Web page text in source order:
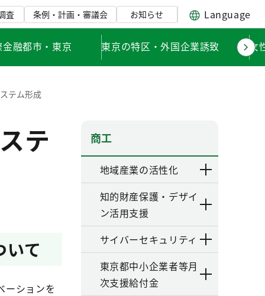
査 条例・計画・審議会 お知らせ Language
融都市・東京 東京の特区・外国企業誘致 女
テム形成
テ
て
ーションを
商工
地域産業の活性化
知的財産保護・デザイ
ン活用支援
サイバーセキュリティ
東京都中小企業者等月
次支援給付金